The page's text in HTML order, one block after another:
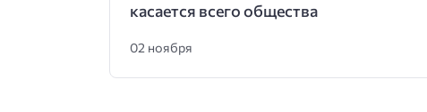
касается всего общества
02 ноября